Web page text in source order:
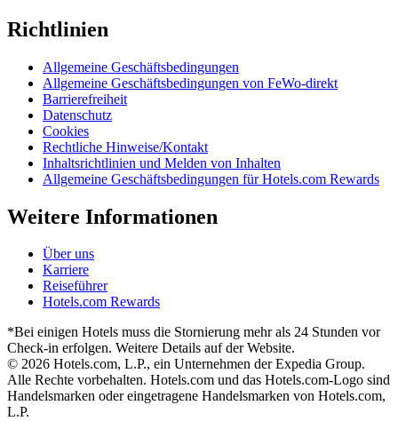
Richtlinien
Allgemeine Geschäftsbedingungen
Allgemeine Geschäftsbedingungen von FeWo-direkt
Barrierefreiheit
Datenschutz
Cookies
Rechtliche Hinweise/Kontakt
Inhaltsrichtlinien und Melden von Inhalten
Allgemeine Geschäftsbedingungen für Hotels.com Rewards
Weitere Informationen
Über uns
Karriere
Reiseführer
Hotels.com Rewards
*Bei einigen Hotels muss die Stornierung mehr als 24 Stunden vor
Check-in erfolgen. Weitere Details auf der Website.
© 2026 Hotels.com, L.P., ein Unternehmen der Expedia Group.
Alle Rechte vorbehalten. Hotels.com und das Hotels.com-Logo sind
Handelsmarken oder eingetragene Handelsmarken von Hotels.com,
L.P.